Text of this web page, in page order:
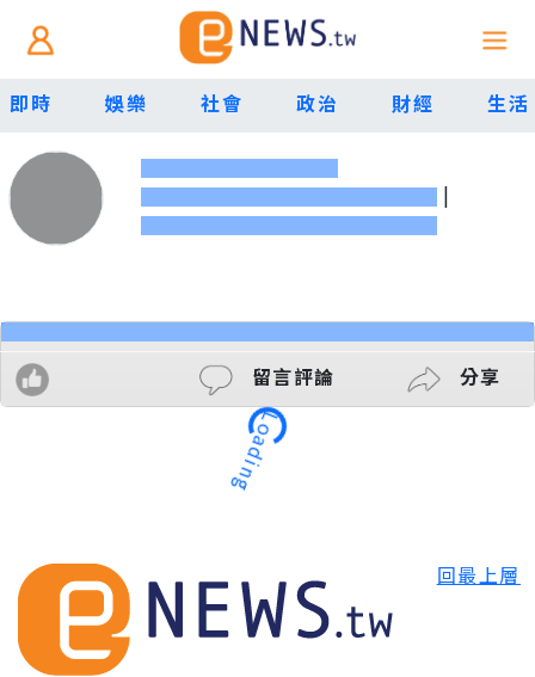
即時 娛樂 社會 政治 財經 生活
|
留言評論 分享
Loading
回最上層